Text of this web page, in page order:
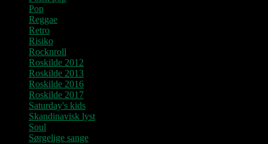
Pop
Reggae
Retro
Risiko
Rocknroll
Roskilde 2012
Roskilde 2013
Roskilde 2016
Roskilde 2017
Saturday's kids
Skandinavisk lyst
Soul
Sørgelige sange